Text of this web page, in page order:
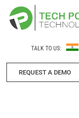
Skip
contentTALK TO US:
REQUEST A DEMO​